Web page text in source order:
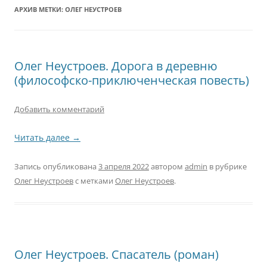
АРХИВ МЕТКИ: ОЛЕГ НЕУСТРОЕВ
Олег Неустроев. Дорога в деревню
(философско-приключенческая повесть)
Добавить комментарий
Читать далее →
Запись опубликована 3 апреля 2022автором admin в рубрике
Олег Неустроевс метками Олег Неустроев.
Олег Неустроев. Спасатель (роман)